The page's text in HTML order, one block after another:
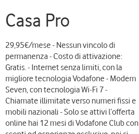
Casa Pro
29,95€/mese - Nessun vincolo di
permanenza - Costo di attivazione:
Gratis. - Internet senza limiti, con la
migliore tecnologia Vodafone - Modem
Seven, con tecnologia Wi-Fi 7 -
Chiamate illimitate verso numeri fissi e
mobili nazionali - Solo se attivi l’offerta
online hai 12 mesi di Vodafone Club con